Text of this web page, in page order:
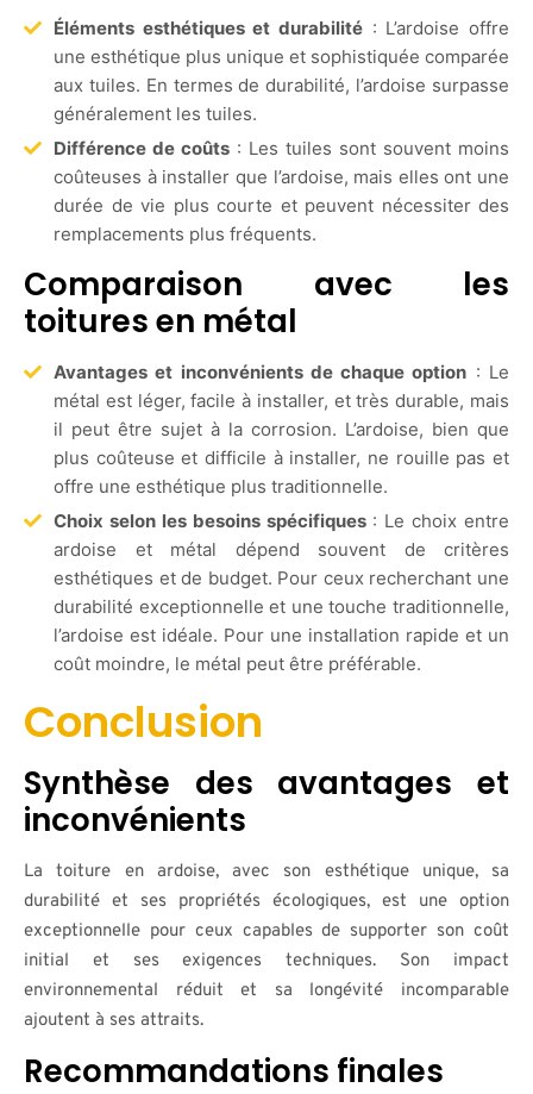
Éléments esthétiques et durabilité : L’ardoise offre
une esthétique plus unique et sophistiquée comparée
aux tuiles. En termes de durabilité, l’ardoise surpasse
généralement les tuiles.
Différence de coûts : Les tuiles sont souvent moins
coûteuses à installer que l’ardoise, mais elles ont une
durée de vie plus courte et peuvent nécessiter des
remplacements plus fréquents.
Comparaison avec les
toitures en métal
Avantages et inconvénients de chaque option : Le
métal est léger, facile à installer, et très durable, mais
il peut être sujet à la corrosion. L’ardoise, bien que
plus coûteuse et difficile à installer, ne rouille pas et
offre une esthétique plus traditionnelle.
Choix selon les besoins spécifiques: Le choix entre
ardoise et métal dépend souvent de critères
esthétiques et de budget. Pour ceux recherchant une
durabilité exceptionnelle et une touche traditionnelle,
l’ardoise est idéale. Pour une installation rapide et un
coût moindre, le métal peut être préférable.
Conclusion
Synthèse des avantages et
inconvénients
La toiture en ardoise, avec son esthétique unique, sa
durabilité et ses propriétés écologiques, est une option
exceptionnelle pour ceux capables de supporter son coût
initial et ses exigences techniques. Son impact
environnemental réduit et sa longévité incomparable
ajoutent à ses attraits.
Recommandations finales